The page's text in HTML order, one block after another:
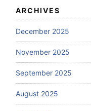
ARCHIVES
December 2025
November 2025
September 2025
August 2025